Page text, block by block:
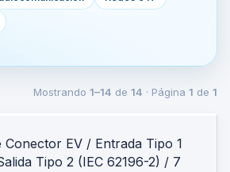
Mostrando 1–14 de 14 · Página 1 de 1